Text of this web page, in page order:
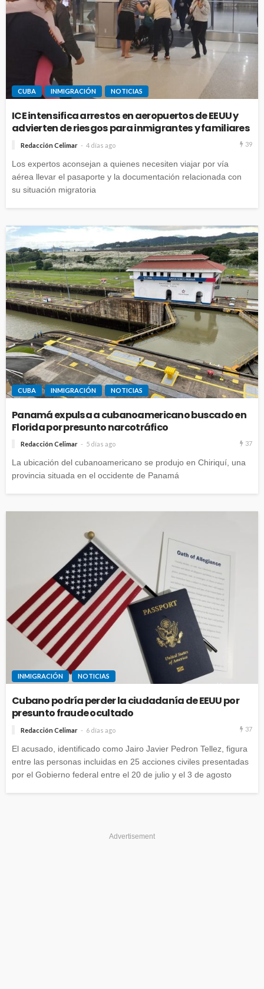
CUBA INMIGRACIÓN NOTICIAS
ICE intensifica arrestos en aeropuertos de EEUU y
advierten de riesgos para inmigrantes y familiares
Redacción Celimar 4 días ago 39
Los expertos aconsejan a quienes necesiten viajar por vía
aérea llevar el pasaporte y la documentación relacionada con
su situación migratoria
CUBA INMIGRACIÓN NOTICIAS
Panamá expulsa a cubanoamericano buscado en
Florida por presunto narcotráfico
Redacción Celimar 5 días ago 37
La ubicación del cubanoamericano se produjo en Chiriquí, una
provincia situada en el occidente de Panamá
INMIGRACIÓN NOTICIAS
Cubano podría perder la ciudadanía de EEUU por
presunto fraude ocultado
Redacción Celimar 6 días ago 37
El acusado, identificado como Jairo Javier Pedron Tellez, figura
entre las personas incluidas en 25 acciones civiles presentadas
por el Gobierno federal entre el 20 de julio y el 3 de agosto
Advertisement